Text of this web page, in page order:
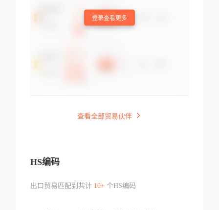
登录查看更多
查看全部贸易伙伴
HS编码
出口贸易匹配到共计 10+个HS编码